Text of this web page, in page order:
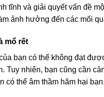
tĩnh và giải quyết vấn đề
ảnh hưởng đến các mối
mổ rết
bạn có thể không đạt
Tuy nhiên, bạn cũng cần
có thể âm thầm hãm hại bạn.